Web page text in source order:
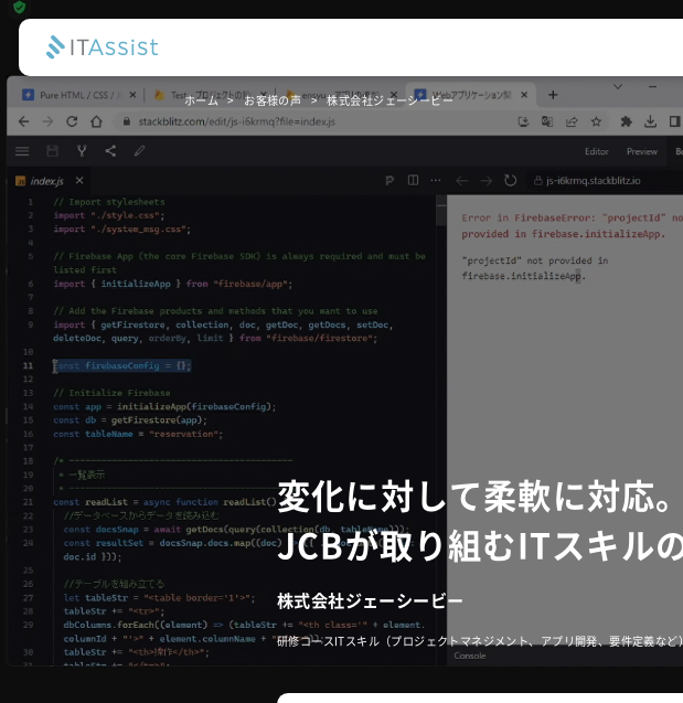
ホーム お客様の声 株式会社ジェーシービー
変化に対して柔軟に対応。
JCBが取り組むITスキル
株式会社ジェーシービー
研修コース ITスキル（プロジェクトマネジメント、アプリ開発、要件定義など）